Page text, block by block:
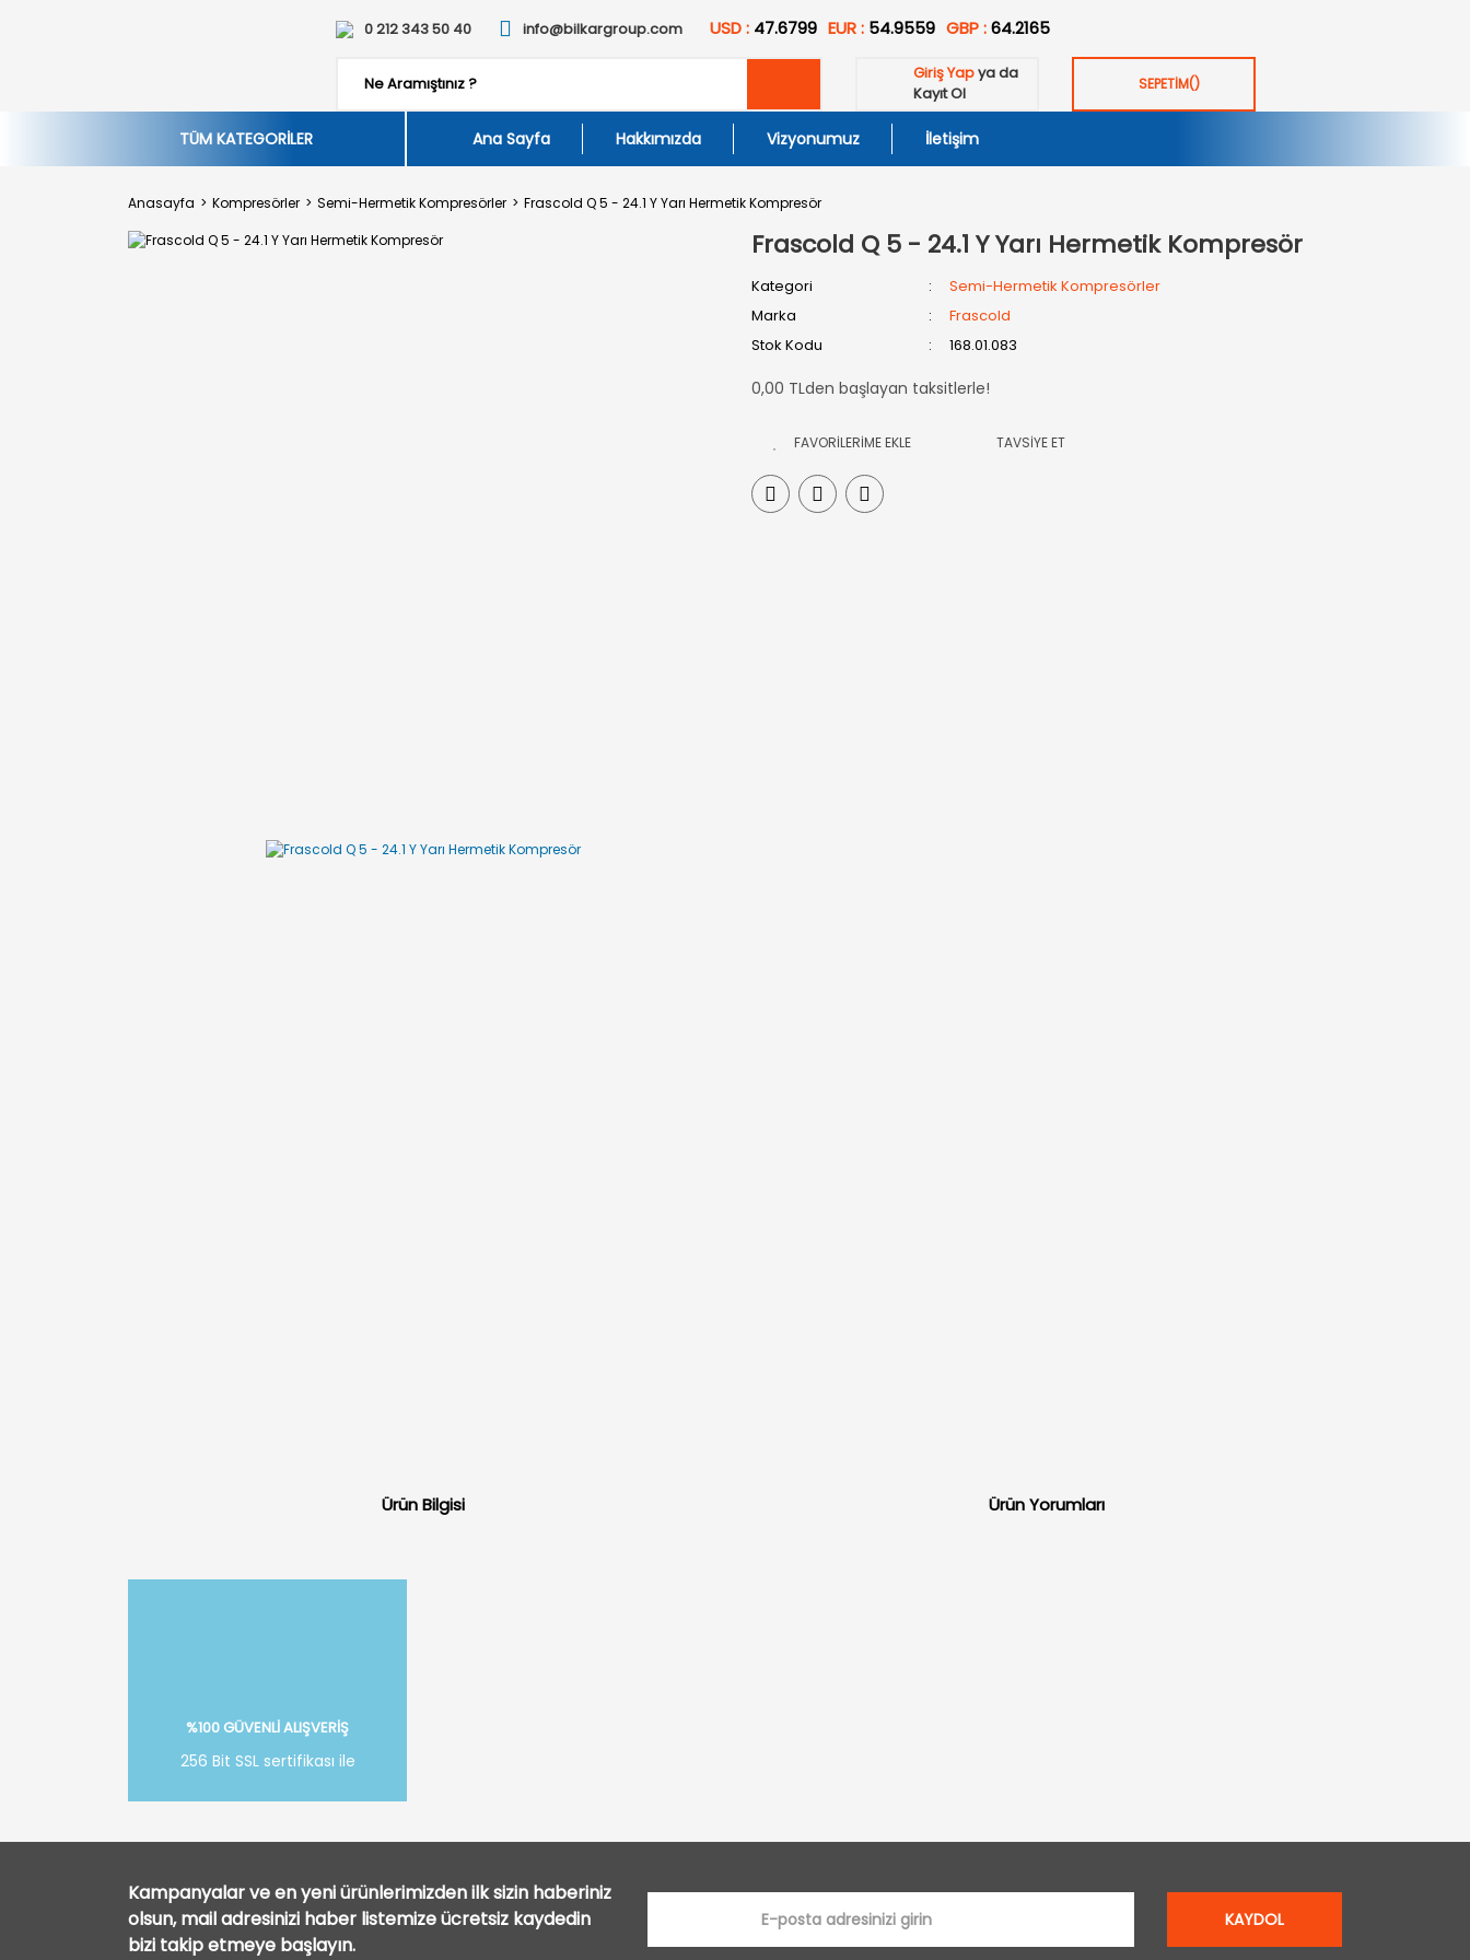
0 212 343 50 40 info@bilkargroup.com USD : 47.6799 EUR : 54.9559 GBP :64.2165
Giriş Yapya da
Kayıt Ol
SEPETİM()
TÜM KATEGORİLER Ana Sayfa Hakkımızda Vizyonumuz İletişim
Anasayfa Kompresörler Semi-Hermetik Kompresörler Frascold Q 5 - 24.1 Y Yarı Hermetik Kompresör
Frascold Q 5 - 24.1 Y Yarı Hermetik Kompresör
Kategori
Semi-Hermetik Kompresörler
Marka
Frascold
Stok Kodu
168.01.083
0,00 TLden başlayan taksitlerle!
TAVSİYE ET
Ürün Bilgisi Ürün Yorumları
%100 GÜVENLİ ALIŞVERİŞ
256 Bit SSL sertifikası ile
Kampanyalar ve en yeni ürünlerimizden ilk sizin haberiniz
olsun, mail adresinizi haber listemize ücretsiz kaydedin
bizi takip etmeye başlayın.
KAYDOL